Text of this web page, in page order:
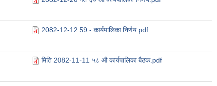
2082-12-12 59 - कार्यपालिका निर्णय.pdf
मिति 2082-11-11 ५८ औ कार्यपालिका बैठक.pdf